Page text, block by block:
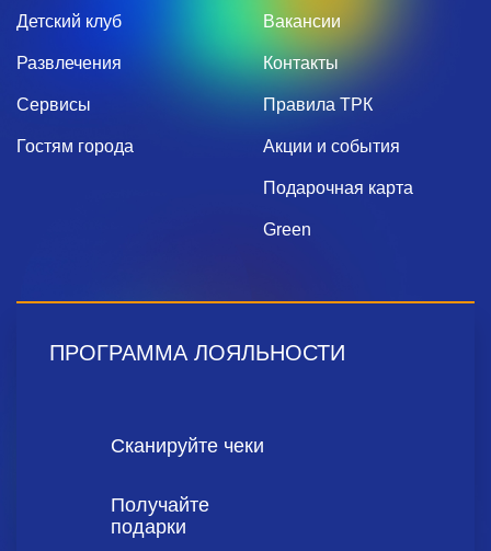
Детский клуб
Развлечения
Сервисы
Гостям города
Вакансии
Контакты
Правила ТРК
Акции и события
Подарочная карта
Green
ПРОГРАММА ЛОЯЛЬНОСТИ
Сканируйте чеки
Получайте
подарки